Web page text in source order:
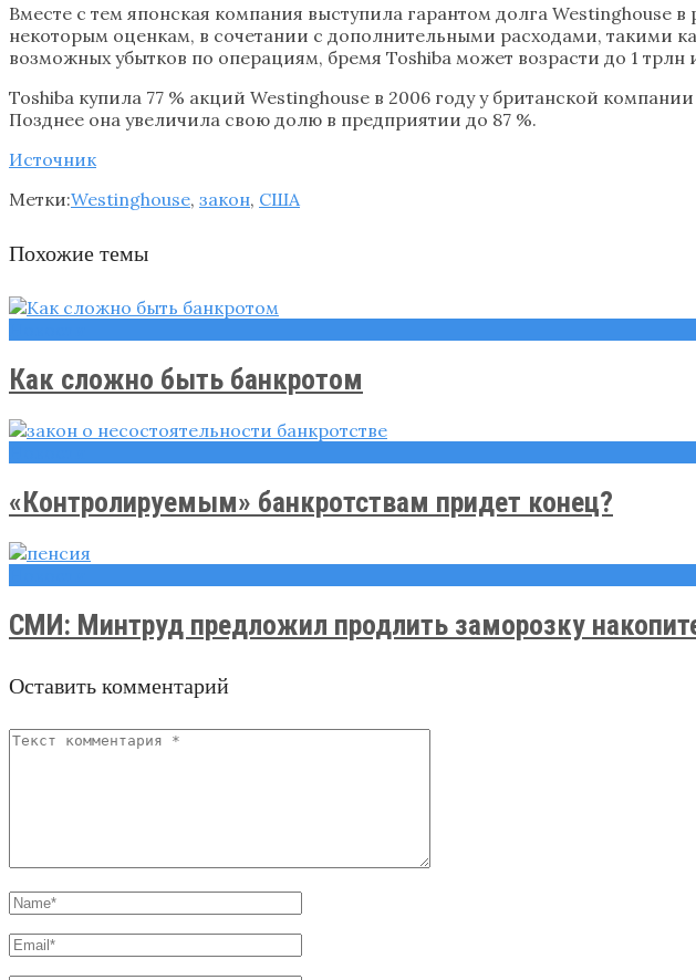
Вместе с тем японская компания выступила гарантом долга
некоторым оценкам, в сочетании с дополнительными расходами, такими
возможных убытков по операциям, бремя Toshiba может возрасти до 1 трлн
Toshiba купила 77 % акций Westinghouse в 2006 году у британской
Позднее она увеличила свою долю в предприятии до 87 %.
Источник
Метки:Westinghouse, закон, США
Похожие темы
Как сложно быть банкротом
«Контролируемым» банкротствам придет конец?
СМИ: Минтруд предложил продлить заморозку
Оставить комментарий